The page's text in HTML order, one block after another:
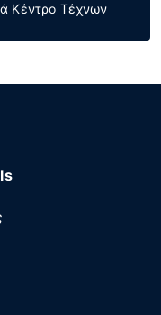
Κέντρο Τέχνων